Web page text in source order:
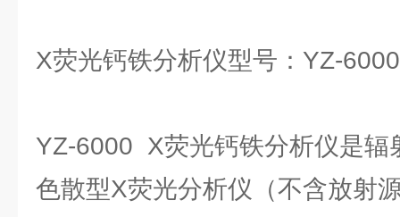
X荧光钙铁分析仪型号：YZ-6000
YZ-6000 X荧光钙铁分析仪是辐
色散型X荧光分析仪（不含放射